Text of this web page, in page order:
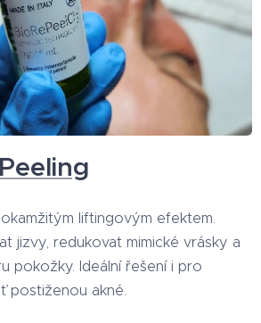
liftingovým efektem.
jizvy, redukovat mimické vrásky a
pokožky. Ideální řešení i pro
postiženou akné.